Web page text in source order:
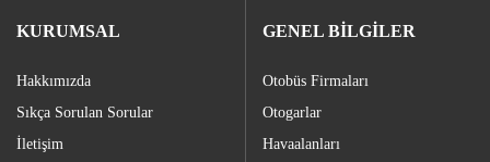
KURUMSAL
Hakkımızda
Sıkça Sorulan Sorular
İletişim
GENEL BİLGİLER
Otobüs Firmaları
Otogarlar
Havaalanları